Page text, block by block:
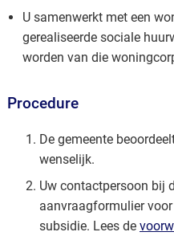
U samenwerkt met een
gerealiseerde sociale
worden van die
Procedure
De gemeente
wenselijk.
Uw contactpersoon bij
aanvraagformulier
subsidie. Lees de